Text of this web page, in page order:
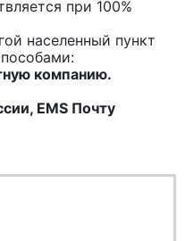
при 100%
населенный пункт
компанию.
EMS Почту